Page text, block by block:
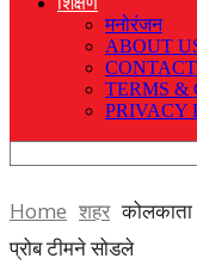
मनोरंजन
ABOUT
TERMS &
PRIVACY
Home शहर
प्रोब टीमने सोडले